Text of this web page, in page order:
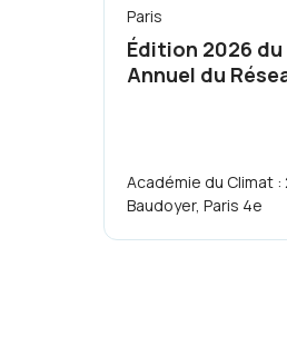
Paris
Édition 2026 du
Annuel du
Académie du Climat :
Baudoyer, Paris 4e